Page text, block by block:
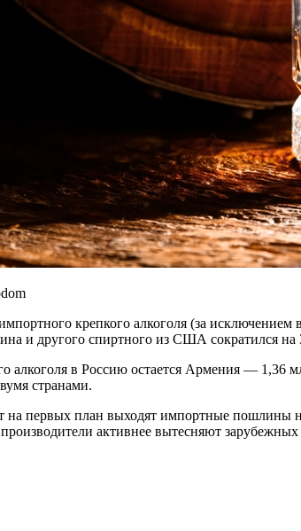
крепкого алкоголя (за
и другого спиртного из США сократился
в Россию остается Армения — 1,36
странами.
на первых план выходят импортные
активнее вытесняют